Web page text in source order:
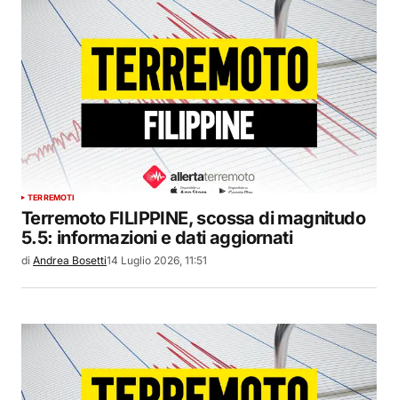
TERREMOTI
Terremoto FILIPPINE, scossa di magnitudo
5.5: informazioni e dati aggiornati
di Andrea Bosetti14 Luglio 2026, 11:51